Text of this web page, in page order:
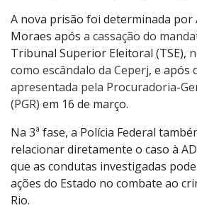
A nova prisão foi determinada por
Moraes após a cassação do
Tribunal Superior Eleitoral (TSE),
como escândalo da Ceperj, e após
apresentada pela Procuradoria-
(PGR) em 16 de março.
Na 3ª fase, a Polícia Federal
relacionar diretamente o caso à
que as condutas investigadas
ações do Estado no combate ao
Rio.